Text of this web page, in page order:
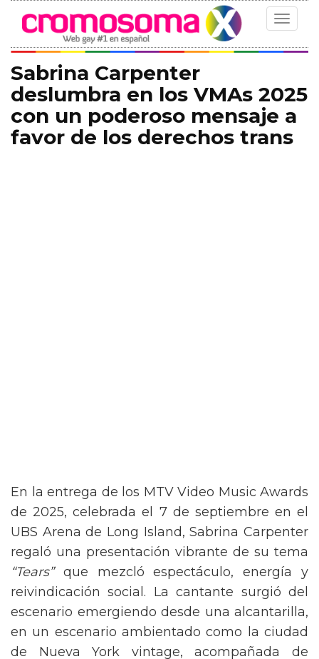
Toggle
Sabrina Carpenter
deslumbra en los VMAs 2025
con un poderoso mensaje a
favor de los derechos trans
En la entrega de los MTV Video Music Awards
de 2025, celebrada el 7 de septiembre en el
UBS Arena de Long Island, Sabrina Carpenter
regaló una presentación vibrante de su tema
“Tears”que mezcló espectáculo, energía y
reivindicación social. La cantante surgió del
escenario emergiendo desde una alcantarilla,
en un escenario ambientado como la ciudad
de Nueva York vintage, acompañada de